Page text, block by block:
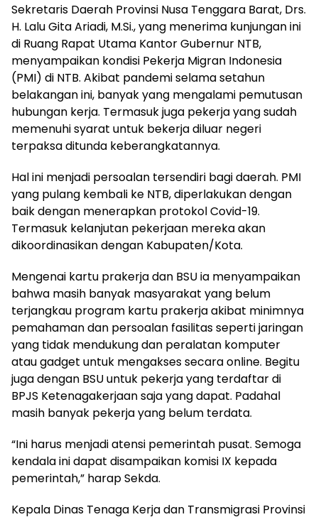
Sekretaris Daerah Provinsi Nusa Tenggara Barat, Drs.
H. Lalu Gita Ariadi, M.Si., yang menerima kunjungan ini
di Ruang Rapat Utama Kantor Gubernur NTB,
menyampaikan kondisi Pekerja Migran Indonesia
(PMI) di NTB. Akibat pandemi selama setahun
belakangan ini, banyak yang mengalami pemutusan
hubungan kerja. Termasuk juga pekerja yang sudah
memenuhi syarat untuk bekerja diluar negeri
terpaksa ditunda keberangkatannya.
Hal ini menjadi persoalan tersendiri bagi daerah. PMI
yang pulang kembali ke NTB, diperlakukan dengan
baik dengan menerapkan protokol Covid-19.
Termasuk kelanjutan pekerjaan mereka akan
dikoordinasikan dengan Kabupaten/Kota.
Mengenai kartu prakerja dan BSU ia menyampaikan
bahwa masih banyak masyarakat yang belum
terjangkau program kartu prakerja akibat minimnya
pemahaman dan persoalan fasilitas seperti jaringan
yang tidak mendukung dan peralatan komputer
atau gadget untuk mengakses secara online. Begitu
juga dengan BSU untuk pekerja yang terdaftar di
BPJS Ketenagakerjaan saja yang dapat. Padahal
masih banyak pekerja yang belum terdata.
“Ini harus menjadi atensi pemerintah pusat. Semoga
kendala ini dapat disampaikan komisi IX kepada
pemerintah,” harap Sekda.
Kepala Dinas Tenaga Kerja dan Transmigrasi Provinsi